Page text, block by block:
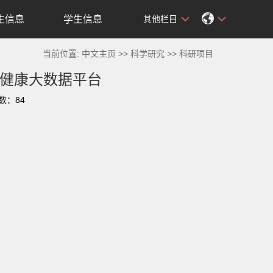
信息 学生信息 其他栏目
当前位置: 中文主页 >>科学研究 >>科研项目
康大数据平台
：84